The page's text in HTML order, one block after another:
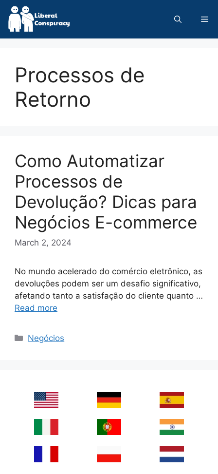
Skip
content
Processos de
Retorno
Como Automatizar
Processos de
Devolução? Dicas para
Negócios E-commerce
March 2, 2024
No mundo acelerado do comércio eletrônico, as
devoluções podem ser um desafio significativo,
afetando tanto a satisfação do cliente quanto …
Read more
Categories
Negócios